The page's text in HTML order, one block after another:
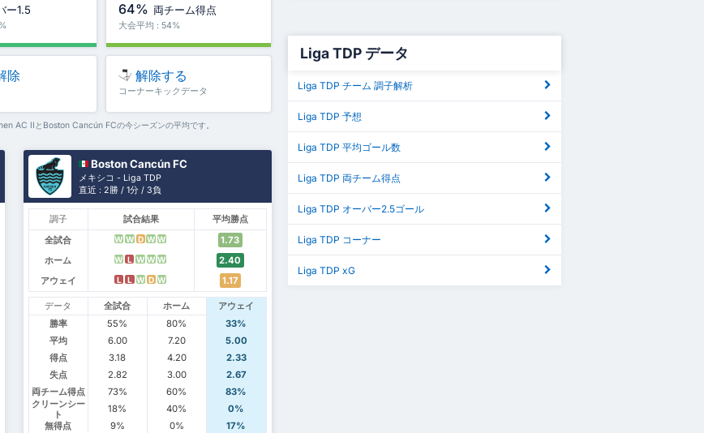
ー1.5 64% 両チーム得点
大会平均 : 54%
除 解除する
コーナーキックデータ
AC IIとBoston Cancún FCの今シーズンの平均です。
Boston Cancún FC
メキシコ - Liga TDP
直近 : 2勝 / 1分 / 3負
調子 試合結果
平均勝点
全試合
W W D W W
1.73
ホーム
W L W W W
2.40
アウェイ
L L W D W 1.17
データ 全試合 ホーム
アウェイ
勝率
55% 80%
33%
平均
6.00 7.20
5.00
得点
3.18 4.20
2.33
失点
2.82 3.00
2.67
両チーム得点
73% 60%
83%
クリーンシー
ト
18% 40%
0%
無得点
9% 0%
17%
Liga TDP データ
Liga TDP チーム 調子解析
Liga TDP 予想
Liga TDP 平均ゴール数
Liga TDP 両チーム得点
Liga TDP オーバー2.5ゴール
Liga TDP コーナー
Liga TDP xG